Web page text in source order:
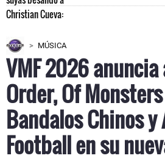
MÚSICA
VMF 2026 anuncia
Order, Of
Bandalos Chinos
Football en su